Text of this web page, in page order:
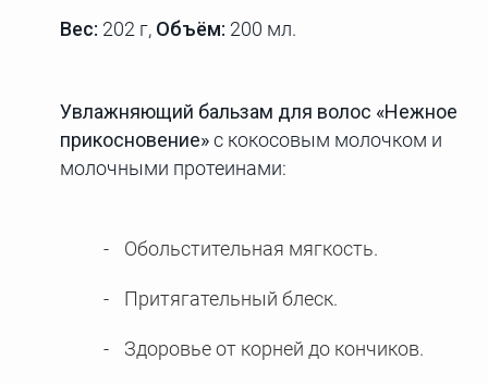
Вес: 202 г, Объём: 200 мл.
Увлажняющий бальзам для волос «Нежное
прикосновение»с кокосовым молочком и
молочными протеинами:
Обольстительная мягкость.
Притягательный блеск.
Здоровье от корней до кончиков.